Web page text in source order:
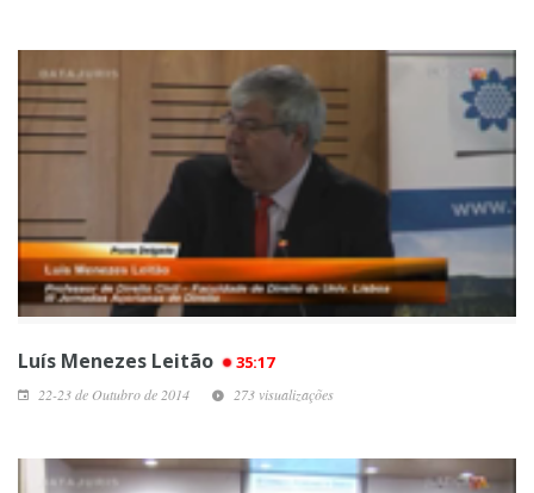
Luís Menezes Leitão 35:17
22-23 de Outubro de 2014 273 visualizações